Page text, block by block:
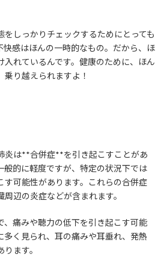
をしっかりチェックするためにとっても
快感はほんの一時的なもの。だから、ほ
入れているんです。健康のために、ほん
り越えられますよ！
炎は**合併症**を引き起こすことがあ
般的に軽度ですが、特定の状況下では
す可能性があります。これらの合併症
辺の炎症などが含まれます。
、痛みや聴力の低下を引き起こす可能
多く見られ、耳の痛みや耳垂れ、発熱
ます。